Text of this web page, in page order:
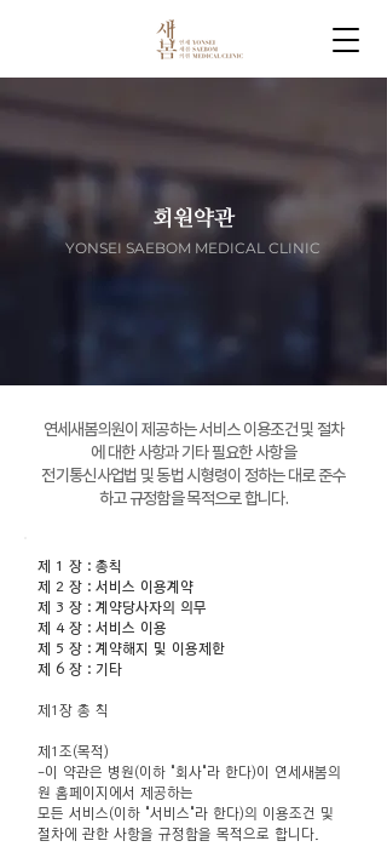
회원약관
YONSEI SAEBOM MEDICAL CLINIC
연세새봄의원이 제공하는 서비스 이용조건 및 절차
에 대한 사항과 기타 필요한 사항을
전기통신사업법 및 동법 시형령이 정하는 대로 준수
하고 규정함을 목적으로 합니다.
제 1 장 : 총칙
제 2 장 : 서비스 이용계약
제 3 장 : 계약당사자의 의무
제 4 장 : 서비스 이용
제 5 장 : 계약해지 및 이용제한
제 6 장 : 기타
제1장 총 칙
제1조(목적)
-이 약관은 병원(이하 "회사"라 한다)이 연세새봄의
원 홈페이지에서 제공하는
모든 서비스(이하 "서비스"라 한다)의
이용조건 및
절차에 관한 사항을 규정함을 목적으로 합니다.